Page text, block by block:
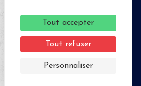
Tout accepter
Tout refuser
Personnaliser